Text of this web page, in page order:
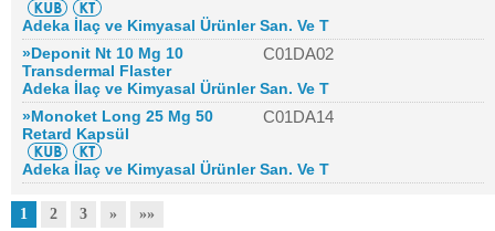
Adeka İlaç ve Kimyasal Ürünler San. Ve T
»Deponit Nt 10 Mg 10
Transdermal Flaster
C01DA02
Adeka İlaç ve Kimyasal Ürünler San. Ve T
»Monoket Long 25 Mg 50
Retard Kapsül
C01DA14
Adeka İlaç ve Kimyasal Ürünler San. Ve T
1 2 3 » »»